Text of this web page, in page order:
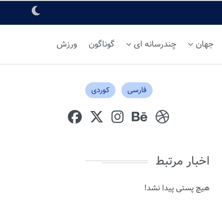
جهان چندرسانه ای گوناگون ورزش
فارسی کوردی
اخبار مرتبط
هیچ پستی پیدا نشد!